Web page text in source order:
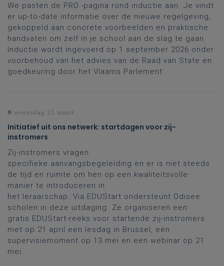
We pasten de PRO.-pagina rond inductie aan. Je vindt
er up-to-date informatie over de nieuwe regelgeving,
gekoppeld aan concrete voorbeelden en praktische
handvaten om zelf in je school aan de slag te gaan.
Inductie wordt ingevoerd op 1 september 2026 onder
voorbehoud van het advies van de Raad van State en
goedkeuring door het Vlaams Parlement.
woensdag 25 maart
Initiatief uit ons netwerk: startdagen voor zij-
instromers
Zij-instromers vragen
specifieke aanvangsbegeleiding en er is niet steeds
de tijd en ruimte om hen op een kwaliteitsvolle
manier te introduceren in
het leraarschap. Via EDUStart ondersteunt Odisee
scholen in deze uitdaging. Ze organiseren een
gratis EDUStart-reeks voor startende zij-instromers
met op 21 april een lesdag in Brussel, een
supervisiemoment op 13 mei en een webinar op 21
mei.